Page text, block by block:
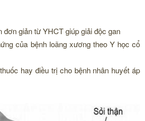
đơn giản từ YHCT giúp giải độc gan
của bệnh loãng xương theo Y học cổ
hay điều trị cho bệnh nhân huyết áp